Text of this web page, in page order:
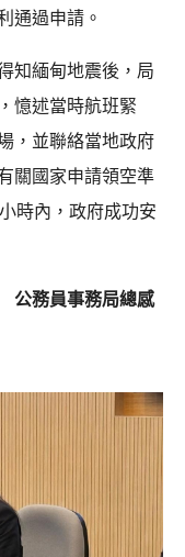
通過申請。
知緬甸地震後，局
憶述當時航班緊
，並聯絡當地政府
關國家申請領空準
時內，政府成功安
公務員事務局總感